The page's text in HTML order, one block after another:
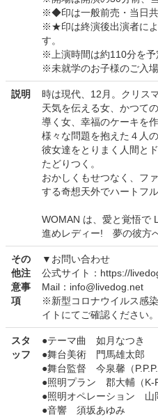
※◆印は一般前売・当日共
※★印は終演後出演者に
す。
※上演時間は約110分を予
※未就学のお子様のご入
説明
時は現代、12月。クリス
天気を伝える女、かつて
導く女、幸福のケーキを
様々な問題を抱えた４人
彼女達をとりまく人間と
たどりつく。
おかしくもせつなく、フ
する奇想天外でハートフル
WOMAN は、愛と覚悟で
進めレディー! 夢の彼方
その
他注
意事
項
▼お問い合わせ
公式サイト：https://
Mail：info@livedog.net
※新型コロナウイルス感
イトにてご確認ください。
スタ
ッフ
●テーマ曲 如月なつき
●舞台美術 門馬雄太郎
●舞台監督 今泉馨（P.P.P.
●照明プラン 郡大輔（K-
●照明オペレーション 山
●音響 須坂あゆみ